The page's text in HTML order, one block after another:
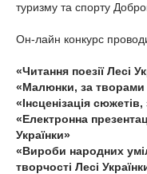
туризму та спорту
Он-лайн конкурс
«Читання поезії Лесі
«Малюнки, за творами
«Інсценізація
«Електронна
Українки»
«Вироби народних
творчості Лесі